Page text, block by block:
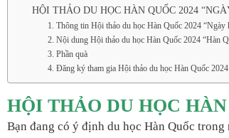
HỘI THẢO DU HỌC HÀN QUỐC 2024
1. Thông tin Hội thảo du học Hàn Quốc 2024 “Ngày
2. Nội dung Hội thảo du học Hàn Quốc 2024 “Hàn
3. Phần quà
4. Đăng ký tham gia Hội thảo du học Hàn Quốc
HỘI THẢO DU HỌC
Bạn đang có ý định du học Hàn Quốc